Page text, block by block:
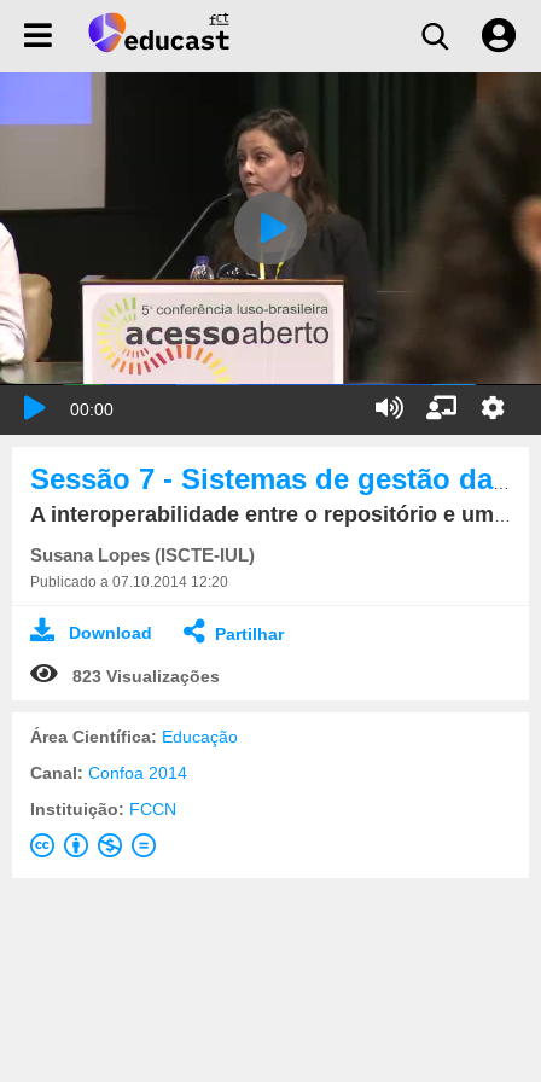
00:00
Sessão 7 - Sistemas de gestão da ciência e o acesso aberto
A interoperabilidade entre o repositório e um sistema CRIS: o caso do ISCTE-IUL
Susana Lopes (ISCTE-IUL)
Publicado a 07.10.2014 12:20
Download Partilhar
823 Visualizações
Área Científica: Educação
Canal: Confoa 2014
Instituição: FCCN